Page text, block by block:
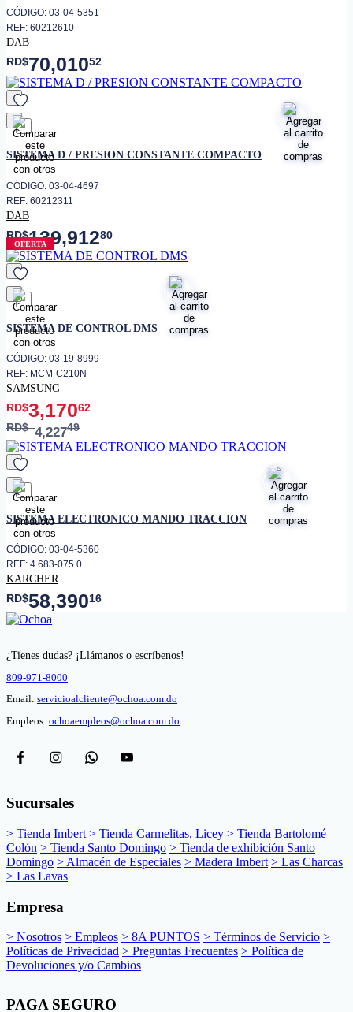
CÓDIGO: 03-04-5351
REF: 60212610
DAB
RD$70,01052
favorito
SISTEMA D / PRESION CONSTANTE COMPACTO
CÓDIGO: 03-04-4697
REF: 60212311
DAB
RD$139,91280
OFERTA
favorito
SISTEMA DE CONTROL DMS
CÓDIGO: 03-19-8999
REF: MCM-C210N
SAMSUNG
RD$3,17062
RD$4,22749
favorito
SISTEMA ELECTRONICO MANDO TRACCION
CÓDIGO: 03-04-5360
REF: 4.683-075.0
KARCHER
RD$58,39016
¿Tienes dudas? ¡Llámanos o escríbenos!
809-971-8000
Email: servicioalcliente@ochoa.com.do
Empleos: ochoaempleos@ochoa.com.do
Sucursales
> Tienda Imbert > Tienda Carmelitas, Licey > Tienda Bartolomé
Colón > Tienda Santo Domingo > Tienda de exhibición Santo
Domingo > Almacén de Especiales > Madera Imbert > Las Charcas
> Las Lavas
Empresa
> Nosotros > Empleos > 8A PUNTOS > Términos de Servicio >
Políticas de Privacidad > Preguntas Frecuentes > Política de
Devoluciones y/o Cambios
PAGA SEGURO